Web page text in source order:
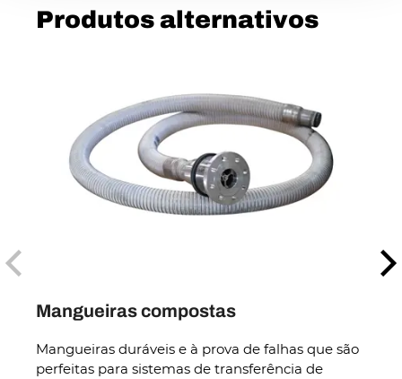
Produtos alternativos
Mangueiras compostas
Mangueiras duráveis e à prova de falhas que são
perfeitas para sistemas de transferência de